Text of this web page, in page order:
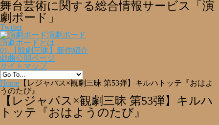
舞台芸術に関する総合情報サービス「演
劇ボード」
Twitter
演劇ボード
演劇ボードとは
01.【観劇三昧】新作紹介
戯曲公開ページ
サイトマップ
Home 【レジャパス×観劇三昧 第53弾】キルハトッテ『おはよ
うのたび』
【レジャパス×観劇三昧 第53弾】キルハ
トッテ『おはようのたび』